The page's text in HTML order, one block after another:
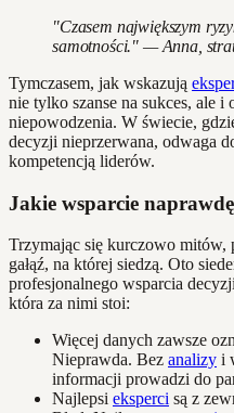
"Czasem największym
samotności." — Anna,
Tymczasem, jak wskazują
nie tylko szanse na sukces, ale i
niepowodzenia. W świecie,
decyzji nieprzerwana, odwaga
kompetencją liderów.
Jakie wsparcie
Trzymając się kurczowo mitów,
gałąź, na której siedzą. Oto
profesjonalnego wsparcia
która za nimi stoi:
Więcej danych zawsze
Nieprawda. Bez analizy i
informacji prowadzi do
Najlepsi eksperci są z